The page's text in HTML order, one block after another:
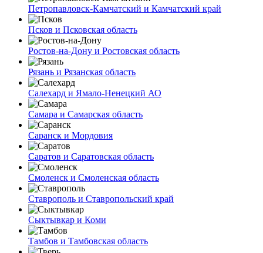
Петропавловск-Камчатский и Камчатский край
Псков и Псковская область
Ростов-на-Дону и Ростовская область
Рязань и Рязанская область
Салехард и Ямало-Ненецкий АО
Самара и Самарская область
Саранск и Мордовия
Саратов и Саратовская область
Смоленск и Смоленская область
Ставрополь и Ставропольский край
Сыктывкар и Коми
Тамбов и Тамбовская область